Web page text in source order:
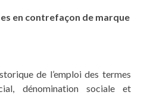
en contrefaçon de marque
de l’emploi des termes
dénomination sociale et